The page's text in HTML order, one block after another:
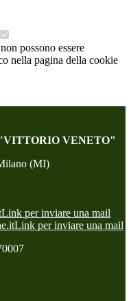
possono essere
nella pagina della cookie
VENETO"
(MI)
Link per inviare una mail
Link per inviare una mail